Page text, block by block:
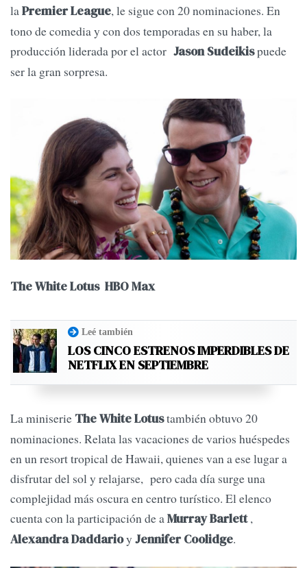
laPremier League, le sigue con 20 nominaciones. En
tono de comedia y con dos temporadas en su haber, la
producción liderada por el actor Jason Sudeikispuede
ser la gran sorpresa.
The White Lotus HBO Max
Leé también
LOS CINCO ESTRENOS IMPERDIBLES DE
NETFLIX EN SEPTIEMBRE
La miniserie The White Lotustambién obtuvo 20
nominaciones. Relata las vacaciones de varios huéspedes
en un resort tropical de Hawaii, quienes van a ese lugar a
disfrutar del sol y relajarse, pero cada día surge una
complejidad más oscura en centro turístico. El elenco
cuenta con la participación de aMurray Barlett,
Alexandra Daddarioy Jennifer Coolidge.